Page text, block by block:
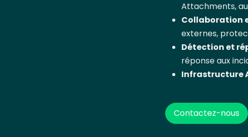
Attachments,
Collaboration
externes,
Détection et
réponse aux
Infrastructure
Contactez-nous